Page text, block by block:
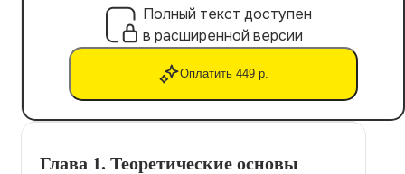
Полный текст доступен
в расширенной версии
Оплатить 449 р.
Глава 1. Теоретические основы